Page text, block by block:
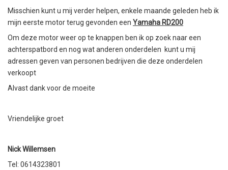
Misschien kunt u mij verder helpen, enkele maande geleden heb ik
mijn eerste motor terug gevonden een Yamaha RD200
Om deze motor weer op te knappen ben ik op zoek naar een
achterspatbord en nog wat anderen onderdelen kunt u mij
adressen geven van personen bedrijven die deze onderdelen
verkoopt
Alvast dank voor de moeite
Vriendelijke groet
Nick Willemsen
Tel: 0614323801